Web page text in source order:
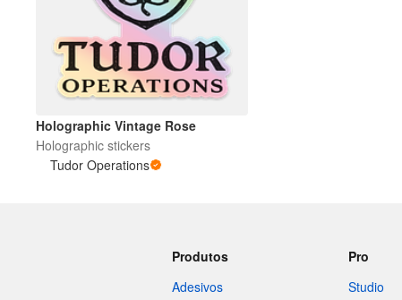
Holographic Vintage Rose
Holographic stickers
Tudor Operations
Produtos
Adesivos
Pro
Studio